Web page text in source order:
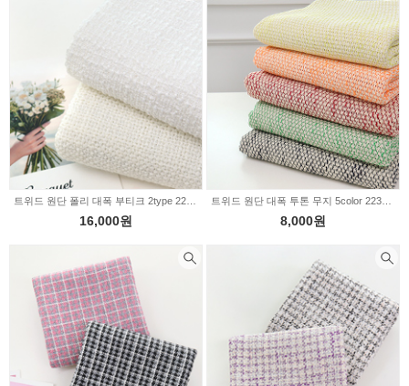
트위드 원단 폴리 대폭 부티크 2type 2228711
16,000원
트위드 원단 대폭 투톤 무지 5color 2231950
8,000원